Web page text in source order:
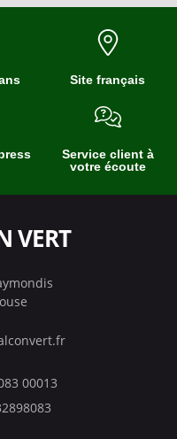
Site français
Service client à
votre écoute
VERT
00013